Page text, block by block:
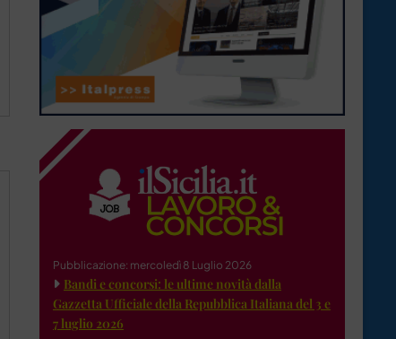
Pubblicazione: mercoledì 8 Luglio 2026
Bandi e concorsi: le ultime novità dalla
Gazzetta Ufficiale della Repubblica Italiana del 3 e
7 luglio 2026